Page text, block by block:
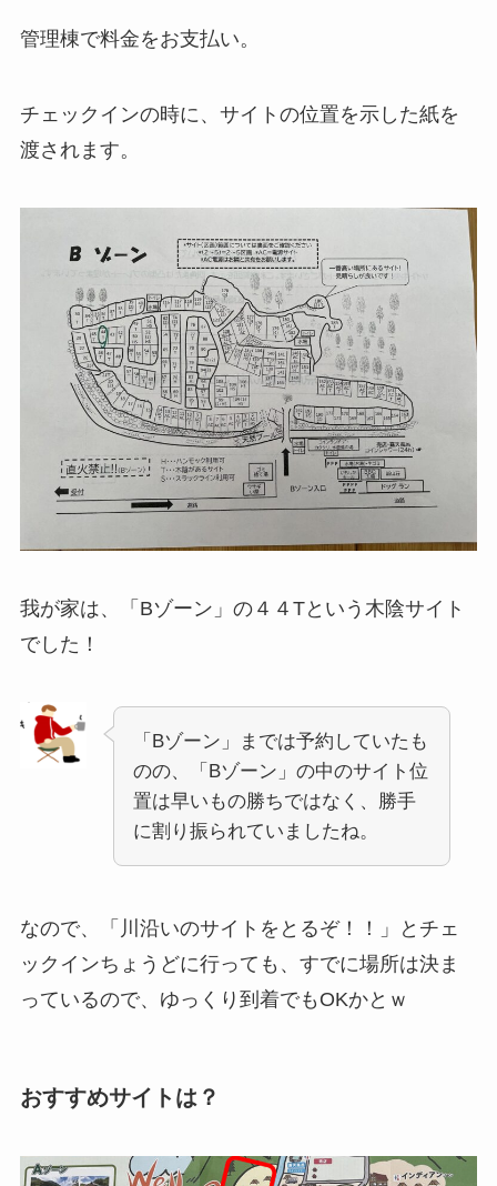
管理棟で料金をお支払い。
チェックインの時に、サイトの位置を示した紙を
渡されます。
我が家は、「Bゾーン」の４４Tという木陰サイト
でした！
「Bゾーン」までは予約していたも
のの、「Bゾーン」の中のサイト位
置は早いもの勝ちではなく、勝手
に割り振られていましたね。
なので、「川沿いのサイトをとるぞ！！」とチェ
ックインちょうどに行っても、すでに場所は決ま
っているので、ゆっくり到着でもOKかとｗ
おすすめサイトは？